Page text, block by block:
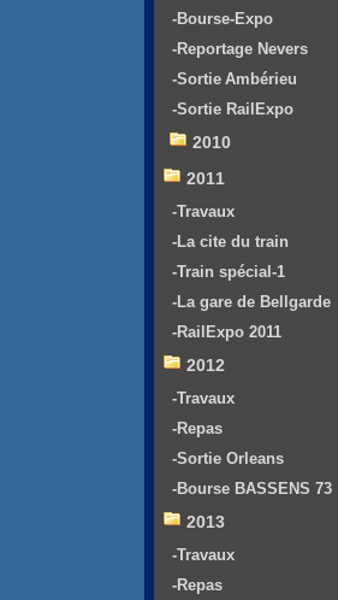
-Bourse-Expo
-Reportage Nevers
-Sortie Ambérieu
-Sortie RailExpo
2010
2011
-Travaux
-La cite du train
-Train spécial-1
-La gare de Bellgarde
-RailExpo 2011
2012
-Travaux
-Repas
-Sortie Orleans
-Bourse BASSENS 73
2013
-Travaux
-Repas